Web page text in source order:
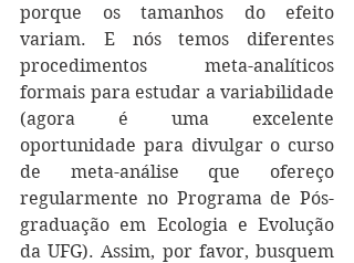
porque os tamanhos do efeito
variam. E nós temos diferentes
procedimentos meta-analíticos
formais para estudar a variabilidade
(agora é uma excelente
oportunidade para divulgar o curso
de meta-análise que ofereço
regularmente no Programa de Pós-
graduação em Ecologia e Evolução
da UFG). Assim, por favor, busquem